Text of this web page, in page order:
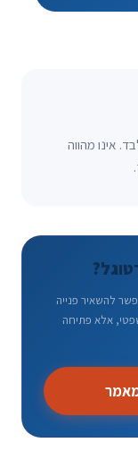
אינו מהווה
להשאיר פנייה
אלא פתיחה